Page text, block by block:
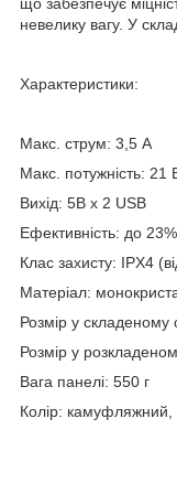
невелику вагу. У
Характеристики:
Макс. струм: 3,5 А
Макс. потужність: 21
Вихід: 5В x 2 USB
Ефективність: до 23%
Клас захисту: IPX4
Матеріал:
Розмір у складеному
Розмір у
Вага панелі: 550 г
Колір: камуфляжний,